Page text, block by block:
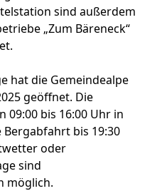
sind außerdem
„Zum Bäreneck“
hat die Gemeindealpe
geöffnet. Die
09:00 bis 16:00 Uhr in
bis 19:30
oder
sind
möglich.